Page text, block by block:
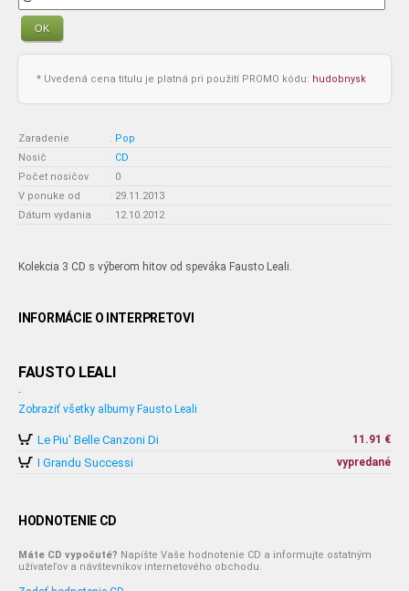
OK
* Uvedená cena titulu je platná pri použití PROMO kódu: hudobnysk
Zaradenie : Pop
Nosič
: CD
Počet nosičov
: 0
V ponuke od
: 29.11.2013
Dátum vydania
: 12.10.2012
Kolekcia 3 CD s výberom hitov od speváka Fausto Leali.
INFORMÁCIE O INTERPRETOVI
FAUSTO LEALI
-
Zobraziť všetky albumy Fausto Leali
Le Piu' Belle Canzoni Di 11.91 €
I Grandu Successi vypredané
HODNOTENIE CD
Máte CD vypočuté? Napíšte Vaše hodnotenie CD a informujte ostatným
užívateľov a návštevníkov internetového obchodu.